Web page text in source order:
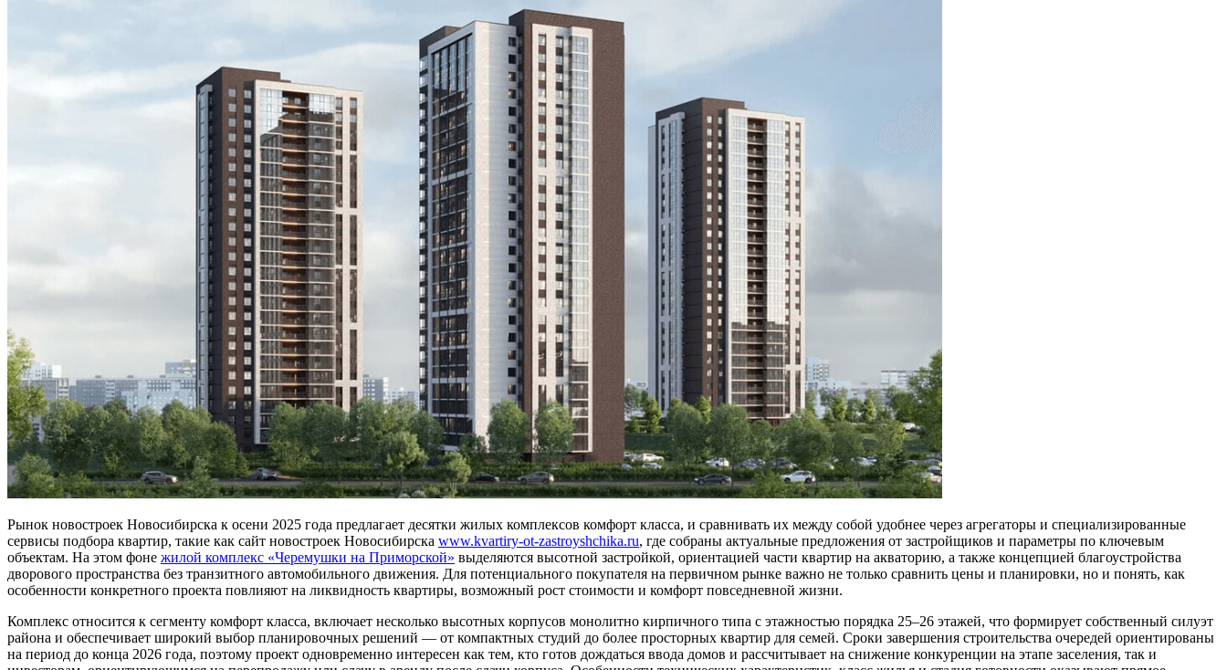
Рынок новостроек Новосибирска к осени 2025 года предлагает десятки жилых комплексов комфорт класса, и сравнивать их между собой удобнее через агрегаторы и специализированные
сервисы подбора квартир, такие как сайт новостроек Новосибирска www.kvartiry-ot-zastroyshchika.ru, где собраны актуальные предложения от застройщиков и параметры по ключевым
объектам. На этом фоне жилой комплекс «Черемушки на Приморской» выделяются высотной застройкой, ориентацией части квартир на акваторию, а также концепцией благоустройства
дворового пространства без транзитного автомобильного движения. Для потенциального покупателя на первичном рынке важно не только сравнить цены и планировки, но и понять, как
особенности конкретного проекта повлияют на ликвидность квартиры, возможный рост стоимости и комфорт повседневной жизни.
Комплекс относится к сегменту комфорт класса, включает несколько высотных корпусов монолитно кирпичного типа с этажностью порядка 25–26 этажей, что формирует собственный силуэт
района и обеспечивает широкий выбор планировочных решений — от компактных студий до более просторных квартир для семей. Сроки завершения строительства очередей ориентированы
на период до конца 2026 года, поэтому проект одновременно интересен как тем, кто готов дождаться ввода домов и рассчитывает на снижение конкуренции на этапе заселения, так и